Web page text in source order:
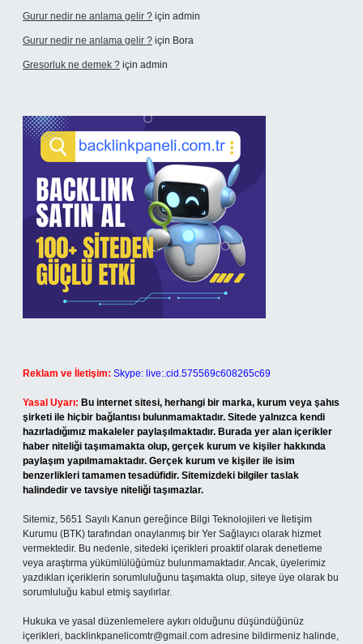
Gurur nedir ne anlama gelir ? için admin
Gurur nedir ne anlama gelir ? için Bora
Gresorluk ne demek ? için admin
Reklam ve İletişim: Skype: live:.cid.575569c608265c69
Yasal Uyarı: Bu internet sitesi, herhangi bir marka, kurum veya şahıs
şirketi ile hiçbir bağlantısı bulunmamaktadır. Sitede yalnızca kendi
hazırladığımız makaleler paylaşılmaktadır. Burada yer alan içerikler
haber niteliği taşımamakta olup, gerçek kurum ve kişiler hakkında
paylaşım yapılmamaktadır. Gerçek kurum ve kişiler ile isim
benzerlikleri tamamen tesadüfidir. Sitemizdeki bilgiler taslak
halindedir ve tavsiye niteliği taşımazlar.
Sitemiz, 5651 Sayılı Kanun gereğince Bilgi Teknolojileri ve İletişim
Kurumu (BTK) tarafından onaylanmış bir Yer Sağlayıcı olarak hizmet
vermektedir. Bu nedenle, sitedeki içerikleri proaktif olarak denetleme
veya araştırma yükümlülüğümüz bulunmamaktadır. Ancak, üyelerimiz
yazdıkları içeriklerin sorumluluğunu taşımakta olup, siteye üye olarak bu
sorumluluğu kabul etmiş sayılırlar.
Hukuka ve yasal düzenlemelere aykırı olduğunu düşündüğünüz
içerikleri, backlinkpanelicomtr@gmail.com adresine bildirmeniz halinde,